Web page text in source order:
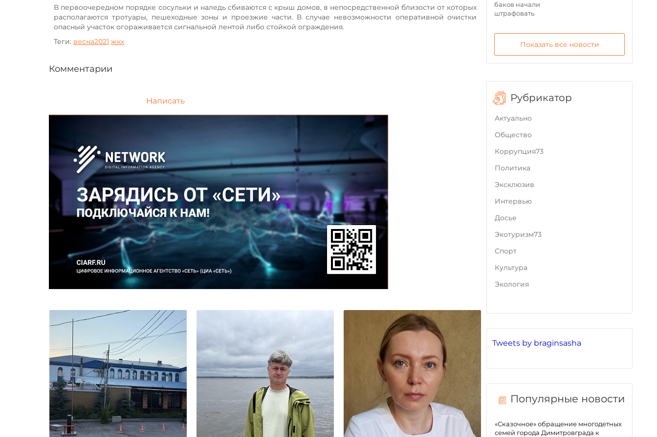
В первоочередном порядке сосульки и наледь сбиваются с крыш домов, в непосредственной близости от которых
располагаются тротуары, пешеходные зоны и проезжие части. В случае невозможности оперативной очистки
опасный участок огораживается сигнальной лентой либо стойкой ограждения.
Теги: весна2021 жкх
Комментарии
Написать
Tweets by braginsasha
Популярные новости
«Сказочное» обращение многодетных
семей города Димитровграда к
баков начали
штрафовать
Показать все новости
Рубрикатор
Актуально
Общество
Коррупция73
Политика
Эксклюзив
Интервью
Досье
Экотуризм73
Cпорт
Культура
Экология